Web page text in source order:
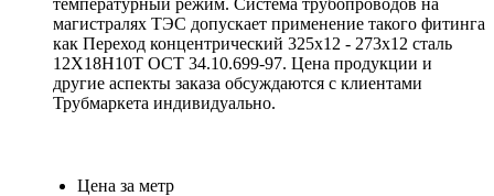
магистралях ТЭС допускает применение такого фитинга
как Переход концентрический 325х12 - 273х12 сталь
12Х18Н10Т ОСТ 34.10.699-97. Цена продукции и
другие аспекты заказа обсуждаются с клиентами
Трубмаркета индивидуально.
Цена за метр